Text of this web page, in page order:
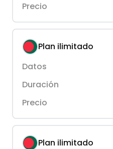
Precio
Plan ilimitado
Datos
Duración
Precio
Plan ilimitado